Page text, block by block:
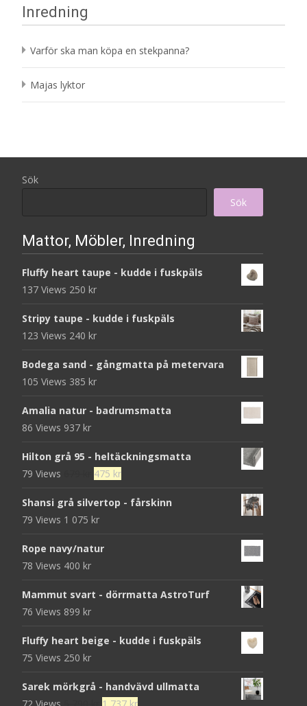
Inredning
Varför ska man köpa en stekpanna?
Majas lyktor
Sök
Sök
Mattor, Möbler, Inredning
Fluffy heart taupe - kudde i fuskpäls
137 Views 250 kr
Stripy taupe - kudde i fuskpäls
123 Views 240 kr
Bodega sand - gångmatta på metervara
105 Views 385 kr
Amalia natur - badrumsmatta
86 Views 937 kr
Hilton grå 95 - heltäckningsmatta
79 Views
Det
priset
var:
475 krDet
priset
Shansi grå silvertop - fårskinn
79 Views 1 075 kr
Rope navy/natur
78 Views 400 kr
Mammut svart - dörrmatta AstroTurf
76 Views 899 kr
Fluffy heart beige - kudde i fuskpäls
75 Views 250 kr
Sarek mörkgrå - handvävd ullmatta
72 Views
Det
1 737 krDet